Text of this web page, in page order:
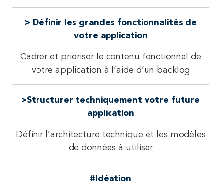
> Définir les grandes fonctionnalités de
votre application
Cadrer et prioriser le contenu fonctionnel de
votre application à l’aide d’un backlog
>Structurer techniquement votre future
application
Définir l’architecture technique et les modèles
de données à utiliser
#Idéation